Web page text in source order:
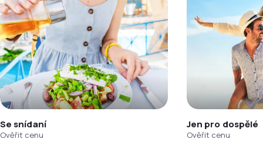
Se snídaní
Ověřit cenu
Jen pro dospělé
Ověřit cenu